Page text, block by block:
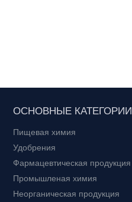
ОСНОВНЫЕ КАТЕГОРИИ
Пищевая химия
Удобрения
Фармацевтическая продукция
Промышленая химия
Неорганическая продукция